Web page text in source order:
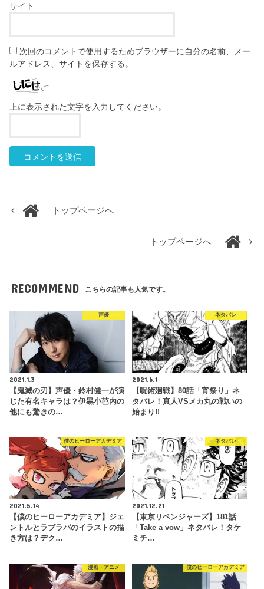
サイト
次回のコメントで使用するためブラウザーに自分の名前、メー
ルアドレス、サイトを保存する。
上に表示された文字を入力してください。
トップページへ
トップページへ
RECOMMEND こちらの記事も人気です。
声優
2021.1.3
【鬼滅の刃】声優・鈴村健一が演
じた有名キャラは？伊黒小芭内の
他にも驚きの…
ネタバレ
2021.6.1
【呪術廻戦】80話「宵祭り」ネ
タバレ！真人VSメカ丸の戦いの
始まり!!
僕のヒーローアカデミア
2021.5.14
【僕のヒーローアカデミア】ジェ
ントルとラブラバのイラストの描
き方は？デク…
ネタバレ
2021.12.21
【東京リベンジャーズ】181話
「Take a vow」ネタバレ！タケ
ミチ…
漫画・アニメ 僕のヒーローアカデミア